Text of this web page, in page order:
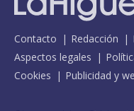
Contacto Redacción
Aspectos legales
Cookies
Publicidad y